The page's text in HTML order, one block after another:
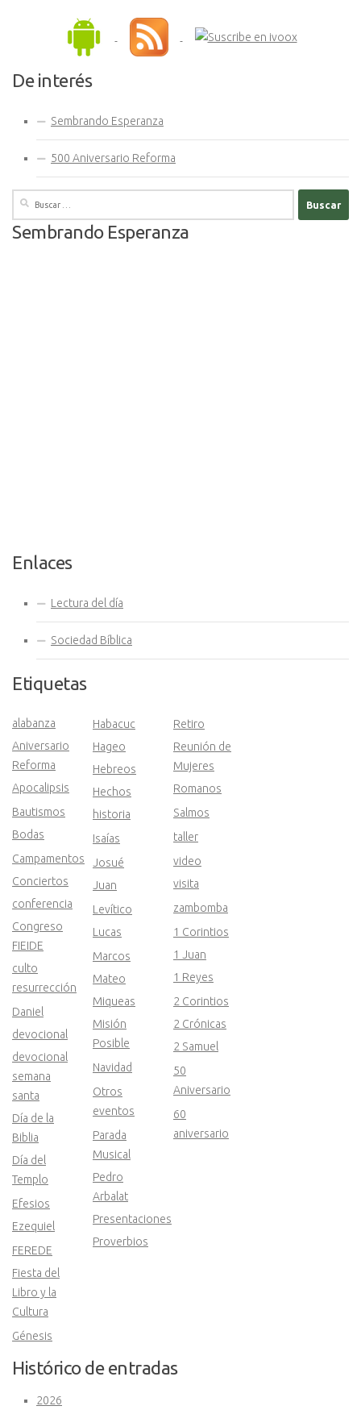
De interés
Sembrando Esperanza
500 Aniversario Reforma
Buscar:
Sembrando Esperanza
Enlaces
Lectura del día
Sociedad Bíblica
Etiquetas
alabanza
Aniversario
Reforma
Apocalipsis
Bautismos
Bodas
Campamentos
Conciertos
conferencia
Congreso
FIEIDE
culto
resurrección
Daniel
devocional
devocional
semana
santa
Día de la
Biblia
Día del
Templo
Efesios
Ezequiel
FEREDE
Fiesta del
Libro y la
Cultura
Génesis
Habacuc
Hageo
Hebreos
Hechos
historia
Isaías
Josué
Juan
Levítico
Lucas
Marcos
Mateo
Miqueas
Misión
Posible
Navidad
Otros
eventos
Parada
Musical
Pedro
Arbalat
Presentaciones
Proverbios
Retiro
Reunión de
Mujeres
Romanos
Salmos
taller
video
visita
zambomba
1 Corintios
1 Juan
1 Reyes
2 Corintios
2 Crónicas
2 Samuel
50
Aniversario
60
aniversario
Histórico de entradas
2026